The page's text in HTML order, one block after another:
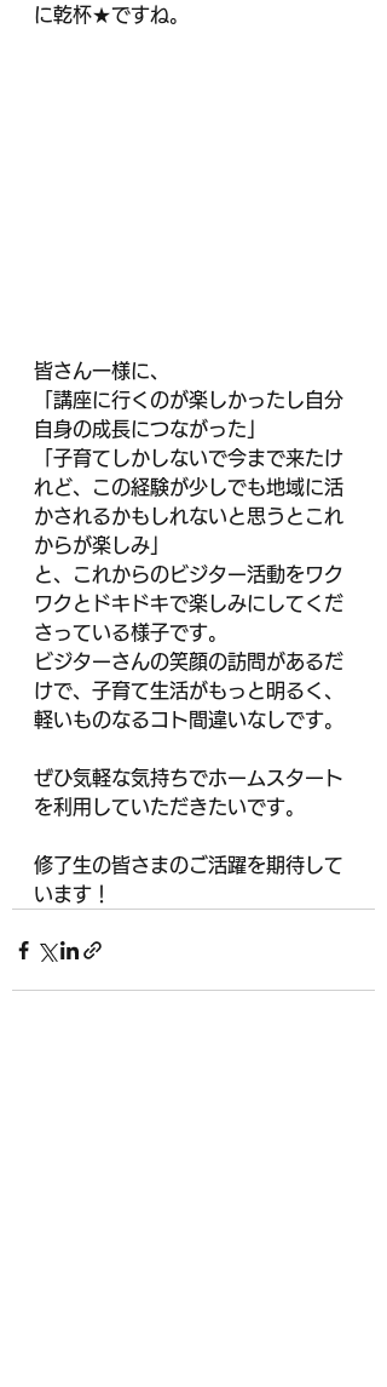
に乾杯★ですね。
皆さん一様に、
「講座に行くのが楽しかったし自分
自身の成長につながった」
「子育てしかしないで今まで来たけ
れど、この経験が少しでも地域に活
かされるかもしれないと思うとこれ
からが楽しみ」
と、これからのビジター活動をワク
ワクとドキドキで楽しみにしてくだ
さっている様子です。
ビジターさんの笑顔の訪問があるだ
けで、子育て生活がもっと明るく、
軽いものなるコト間違いなしです。
ぜひ気軽な気持ちでホームスタート
を利用していただきたいです。
修了生の皆さまのご活躍を期待して
います！